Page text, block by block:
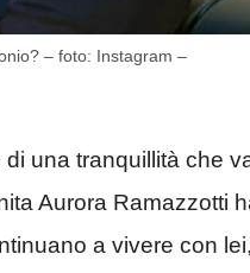
– foto: Instagram –
una tranquillità che
Aurora Ramazzotti
a vivere con lei,